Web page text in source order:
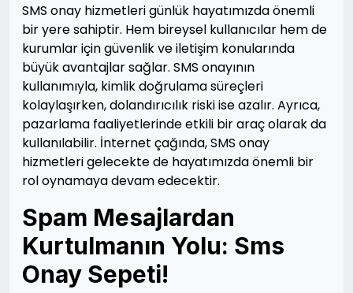
SMS onay hizmetleri günlük hayatımızda önemli
bir yere sahiptir. Hem bireysel kullanıcılar hem de
kurumlar için güvenlik ve iletişim konularında
büyük avantajlar sağlar. SMS onayının
kullanımıyla, kimlik doğrulama süreçleri
kolaylaşırken, dolandırıcılık riski ise azalır. Ayrıca,
pazarlama faaliyetlerinde etkili bir araç olarak da
kullanılabilir. İnternet çağında, SMS onay
hizmetleri gelecekte de hayatımızda önemli bir
rol oynamaya devam edecektir.
Spam Mesajlardan
Kurtulmanın Yolu: Sms
Onay Sepeti!